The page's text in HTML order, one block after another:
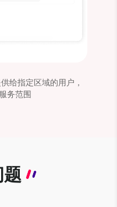
给指定区域的用户，
务范围